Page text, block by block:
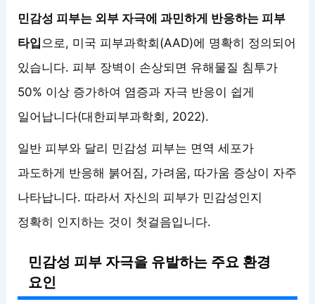
민감성 피부는 외부 자극에 과민하게 반응하는 피부
타입 으로, 미국 피부과학회(AAD)에 명확히 정의되어
있습니다. 피부 장벽이 손상되면 유해물질 침투가
50% 이상 증가하여 염증과 자극 반응이 쉽게
일어납니다(대한피부과학회, 2022).
일반 피부와 달리 민감성 피부는 면역 세포가
과도하게 반응해 붉어짐, 가려움, 따가움 증상이 자주
나타납니다. 따라서 자신의 피부가 민감성인지
정확히 인지하는 것이 첫걸음입니다.
민감성 피부 자극을 유발하는 주요 환경
요인